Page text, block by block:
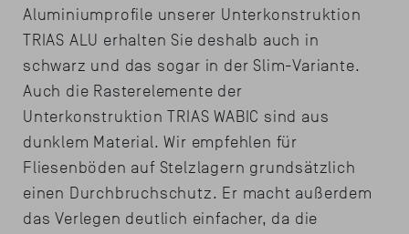
Aluminiumprofile unserer Unterkonstruktion
TRIAS ALU erhalten Sie deshalb auch in
schwarz und das sogar in der Slim-Variante.
Auch die Rasterelemente der
Unterkonstruktion TRIAS WABIC sind aus
dunklem Material. Wir empfehlen für
Fliesenböden auf Stelzlagern grundsätzlich
einen Durchbruchschutz. Er macht außerdem
das Verlegen deutlich einfacher, da die